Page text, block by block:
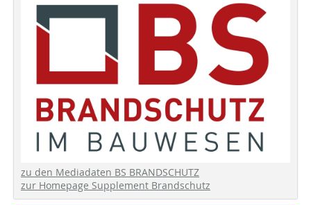
zu den Mediadaten BS BRANDSCHUTZ
zur Homepage Supplement Brandschutz